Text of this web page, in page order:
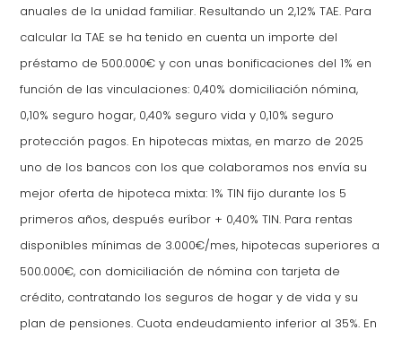
anuales de la unidad familiar. Resultando un 2,12% TAE. Para
calcular la TAE se ha tenido en cuenta un importe del
préstamo de 500.000€ y con unas bonificaciones del 1% en
función de las vinculaciones: 0,40% domiciliación nómina,
0,10% seguro hogar, 0,40% seguro vida y 0,10% seguro
protección pagos. En hipotecas mixtas, en marzo de 2025
uno de los bancos con los que colaboramos nos envía su
mejor oferta de hipoteca mixta: 1% TIN fijo durante los 5
primeros años, después euríbor + 0,40% TIN. Para rentas
disponibles mínimas de 3.000€/mes, hipotecas superiores a
500.000€, con domiciliación de nómina con tarjeta de
crédito, contratando los seguros de hogar y de vida y su
plan de pensiones. Cuota endeudamiento inferior al 35%. En